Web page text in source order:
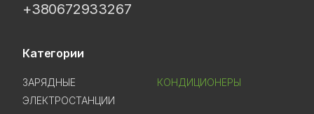
+380672933267
Категории
ЗАРЯДНЫЕ
ЭЛЕКТРОСТАНЦИИ
КОНДИЦИОНЕРЫ